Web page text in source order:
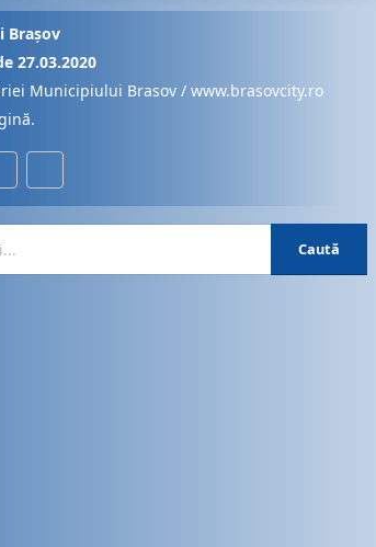
Brașov
27.03.2020
Municipiului Brasov / www.brasovcity.ro
Caută